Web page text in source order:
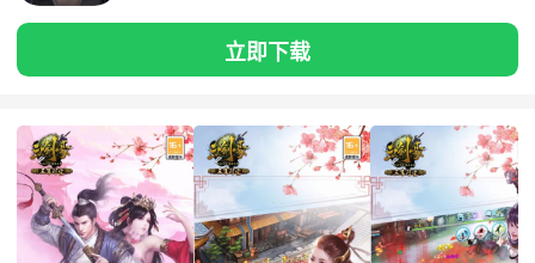
立即下载